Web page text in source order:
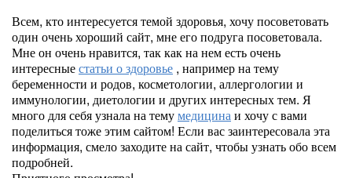
Всем, кто интересуется темой здоровья, хочу посоветовать
один очень хороший сайт, мне его подруга посоветовала.
Мне он очень нравится, так как на нем есть очень
интересныестатьи о здоровье , например на тему
беременности и родов, косметологии, аллергологии и
иммунологии, диетологии и других интересных тем. Я
много для себя узнала на темумедицинаи хочу с вами
поделиться тоже этим сайтом! Если вас заинтересовала эта
информация, смело заходите на сайт, чтобы узнать обо всем
подробней.